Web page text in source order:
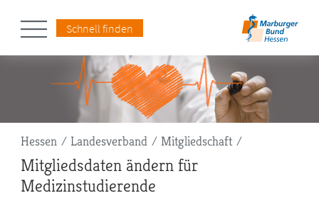
Schnell finden
Pfadnavigation
Hessen Landesverband Mitgliedschaft
Mitgliedsdaten ändern für
Medizinstudierende